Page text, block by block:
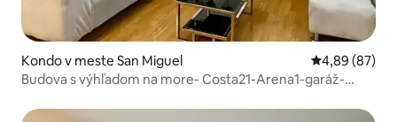
Kondo v meste San Miguel Priemerné
4,89 (87)
Budova s výhľadom na more- Costa21-Arena1-garáž-